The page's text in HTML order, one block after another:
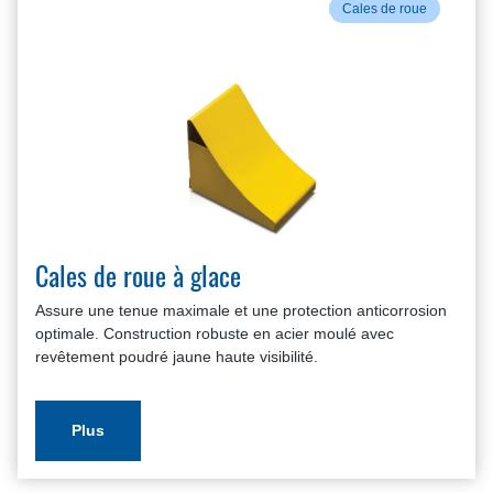
Cales de roue
Cales de roue à glace
Assure une tenue maximale et une protection anticorrosion
optimale. Construction robuste en acier moulé avec
revêtement poudré jaune haute visibilité.
Plus